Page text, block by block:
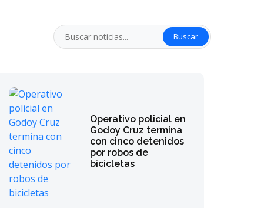
Buscar
Operativo policial en
Godoy Cruz termina
con cinco detenidos
por robos de
bicicletas